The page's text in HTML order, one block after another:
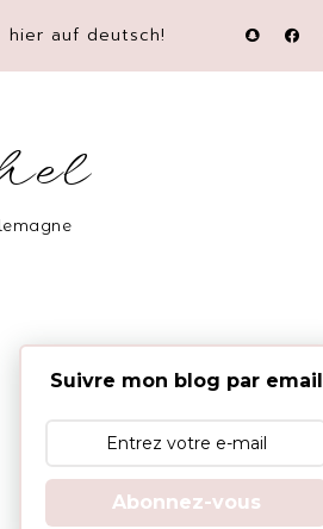
hier auf deutsch!
Suivre mon blog par email
Abonnez-vous